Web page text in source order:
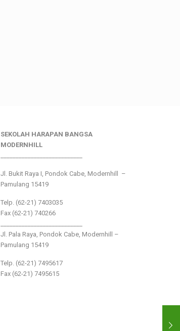
SEKOLAH HARAPAN BANGSA
MODERNHILL
Jl. Bukit Raya I, Pondok Cabe, Modernhill –
Pamulang 15419
Telp. (62-21) 7403035
Fax (62-21) 740266
Jl. Pala Raya, Pondok Cabe, Modernhill –
Pamulang 15419
Telp. (62-21) 7495617
Fax (62-21) 7495615